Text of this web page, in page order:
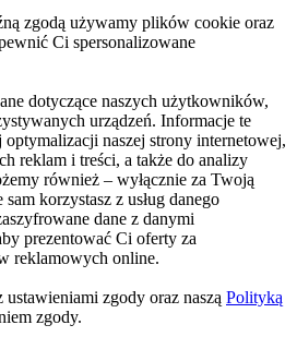
zgodą używamy plików cookie oraz
Ci spersonalizowane
dotyczące naszych użytkowników,
urządzeń. Informacje te
naszej strony internetowej,
reklam i treści, a także do analizy
również – wyłącznie za Twoją
korzystasz z usług danego
dane z danymi
prezentować Ci oferty za
reklamowych online.
ustawieniami zgody oraz naszą Polityką
zgody.